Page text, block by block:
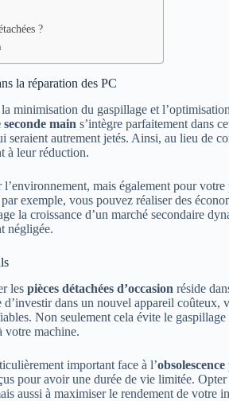
?
la réparation des PC
minimisation du gaspillage et
seconde main s’intègre parfaitement dans
seraient autrement jetés. Ainsi, au lieu de
à leur réduction.
l’environnement, mais également pour
par exemple, vous pouvez réaliser des
la croissance d’un marché secondaire
négligée.
les pièces détachées d’occasion réside
d’investir dans un nouvel appareil
Non seulement cela évite le
votre machine.
important face à l’
pour avoir une durée de vie limitée.
aussi à maximiser le rendement de votre